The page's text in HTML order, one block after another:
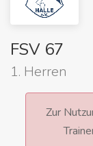
FSV 67
1. Herren
Zur